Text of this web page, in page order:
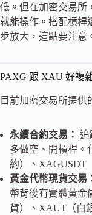
低。但在加密交易所
就能操作。搭配槓桿
步放大，這點要注意
PAXG 跟 XAU 好複
目前加密交易所提供
永續合約交易： 追
多做空、開槓桿。
約）、XAGUSDT
黃金代幣現貨交易
幣背後有實體黃金
貨）、XAUT（白